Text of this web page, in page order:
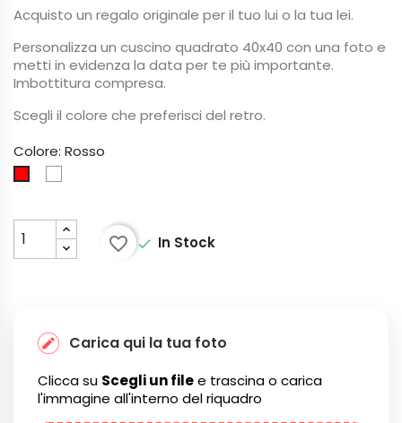
Acquisto un regalo originale per il tuo lui o la tua lei.
Personalizza un cuscino quadrato 40x40 con una foto e
metti in evidenza la data per te più importante.
Imbottitura compresa.
Scegli il colore che preferisci del retro.
Colore: Rosso
favorite_border  In Stock
Carica qui la tua foto
Clicca su Scegli un filee trascina o carica
l'immagine all'interno del riquadro